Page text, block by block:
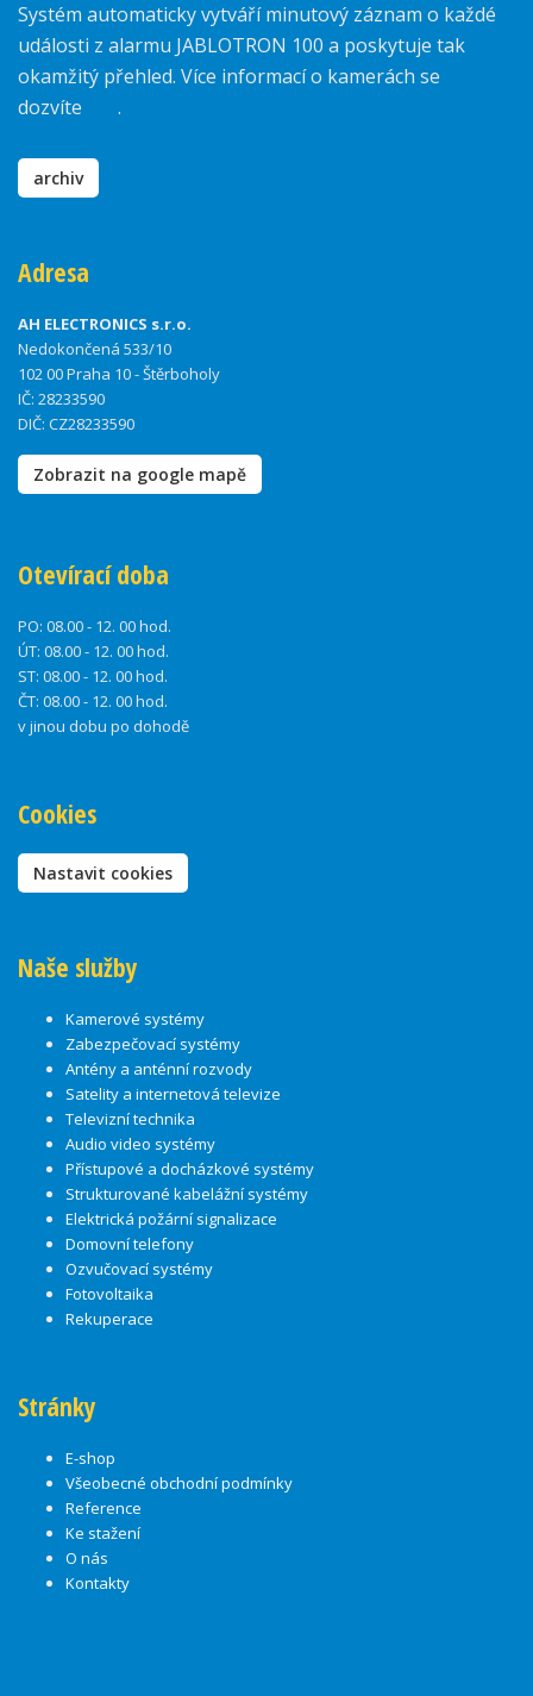
Systém automaticky vytváří minutový záznam o každé
události z alarmu JABLOTRON 100 a poskytuje tak
okamžitý přehled. Více informací o kamerách se
dozvíte
.
archiv
Adresa
AH ELECTRONICS s.r.o.
Nedokončená 533/10
102 00 Praha 10 - Štěrboholy
IČ: 28233590
DIČ: CZ28233590
Zobrazit na google mapě
Otevírací doba
PO: 08.00 - 12. 00 hod.
ÚT: 08.00 - 12. 00 hod.
ST: 08.00 - 12. 00 hod.
ČT: 08.00 - 12. 00 hod.
v jinou dobu po dohodě
Cookies
Nastavit cookies
Naše služby
Kamerové systémy
Zabezpečovací systémy
Antény a anténní rozvody
Satelity a internetová televize
Televizní technika
Audio video systémy
Přístupové a docházkové systémy
Strukturované kabelážní systémy
Elektrická požární signalizace
Domovní telefony
Ozvučovací systémy
Fotovoltaika
Rekuperace
Stránky
E-shop
Všeobecné obchodní podmínky
Reference
Ke stažení
O nás
Kontakty